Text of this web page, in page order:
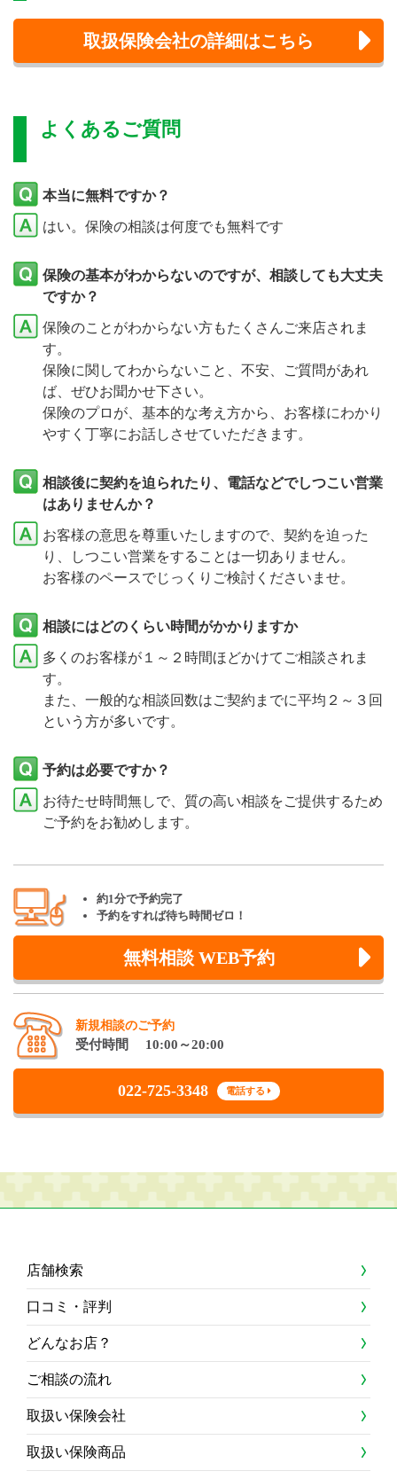
取扱保険会社の詳細はこちら
よくあるご質問
本当に無料ですか？
はい。保険の相談は何度でも無料です
保険の基本がわからないのですが、相談しても大丈夫
ですか？
保険のことがわからない方もたくさんご来店されま
す。
保険に関してわからないこと、不安、ご質問があれ
ば、ぜひお聞かせ下さい。
保険のプロが、基本的な考え方から、お客様にわかり
やすく丁寧にお話しさせていただきます。
相談後に契約を迫られたり、電話などでしつこい営業
はありませんか？
お客様の意思を尊重いたしますので、契約を迫った
り、しつこい営業をすることは一切ありません。
お客様のペースでじっくりご検討くださいませ。
相談にはどのくらい時間がかかりますか
多くのお客様が１～２時間ほどかけてご相談されま
す。
また、一般的な相談回数はご契約までに平均２～３回
という方が多いです。
予約は必要ですか？
お待たせ時間無しで、質の高い相談をご提供するため
ご予約をお勧めします。
約1分で予約完了
予約をすれば待ち時間ゼロ！
無料相談 WEB予約
新規相談のご予約
受付時間 10:00～20:00
022-725-3348 電話する
店舗検索
口コミ・評判
どんなお店？
ご相談の流れ
取扱い保険会社
取扱い保険商品